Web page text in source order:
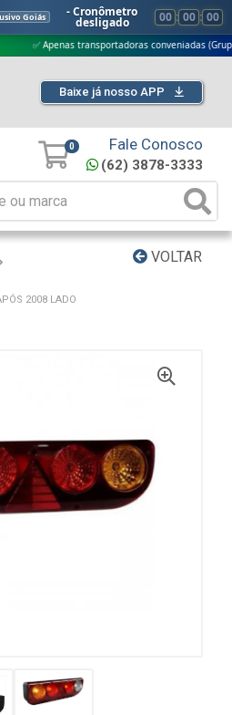
Goiás - Cronômetro
desligado 00 : 00 : 00
✅ Apenas transportadoras conveniadas (Grupo G5)
Baixe já nosso APP
0 Fale Conosco
(62) 3878-3333
VOLTAR
2008 LADO